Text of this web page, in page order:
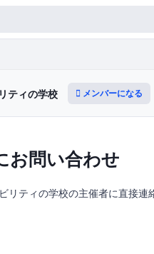
ティの学校 メンバーになる
お問い合わせ
リティの学校の主催者に直接連